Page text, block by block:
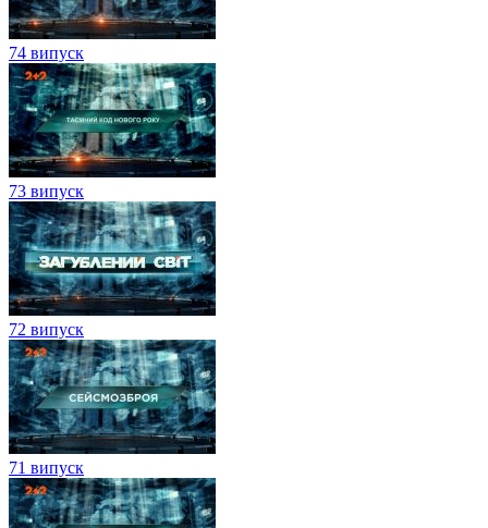
74 випуск
73 випуск
72 випуск
71 випуск